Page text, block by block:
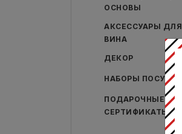
ОСНОВЫ
АКСЕССУАРЫ ДЛЯ
ВИНА
ДЕКОР
НАБОРЫ ПОСУДЫ
ПОДАРОЧНЫЕ
СЕРТИФИКАТЫ